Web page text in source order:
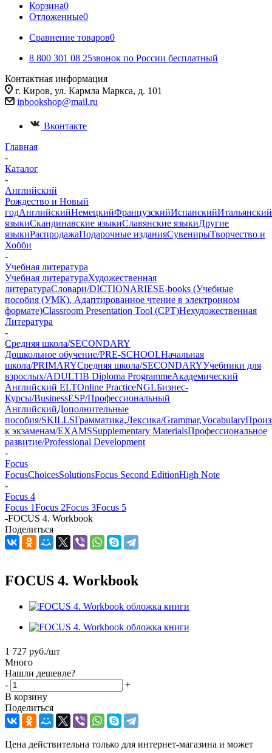
Корзина0
Отложенные0
Сравнение товаров0
8 800 301 08 25звонок по России бесплатный
Контактная информация
г. Киров, ул. Кармла Маркса, д. 101
inbookshop@mail.ru
Вконтакте
Главная
-
Каталог
-
Английский
Рождество и Новый
годАнглийскийНемецкийФранцузскийИспанскийИтальянский
языкиСкандинавские языкиСлавянские языкиДругие
языкиРаспродажаПодарочные изданияСувенирыТворчество и
Хобби
-
Учебная литература
Учебная литератураХудожественная
литератураСловари/DICTIONARIESE-books (Учебные
пособия (УМК), Адаптированное чтение в электронном
формате)Classroom Presentation Tool (CPT)Нехудожественная
Литература
-
Средняя школа/SECONDARY
Дошкольное обучение/PRE-SCHOOLНачальная
школа/PRIMARYСредняя школа/SECONDARYУчебники для
взрослых/ADULTIB Diploma ProgrammeАкадемический
Английский ELTOnline PracticeNGLБизнес-
Курсы/BusinessESP/Профессиональный
АнглийскийДополнительные
пособия/SKILLSГрамматика,Лексика/Grammar,Vocabulary
к экзаменам/EXAMSSupplementary MaterialsПрофессиональное
развитие/Professional Development
-
Focus
FocusChoicesSolutionsFocus Second EditionHigh Note
-
Focus 4
Focus 1Focus 2Focus 3Focus 5
-FOCUS 4. Workbook
Поделиться
FOCUS 4. Workbook
1 727 руб./шт
Много
Нашли дешевле?
-
+
В корзину
Поделиться
Цена действительна только для интернет-магазина и может